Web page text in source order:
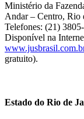
Ministério da
Andar – Centro, Rio
Telefones: (21)
Disponível na
gratuito).
Estado do Rio de